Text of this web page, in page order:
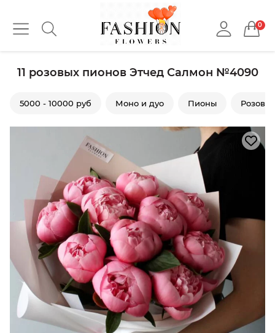
0
11 розовых пионов Этчед Салмон №4090
5000 - 10000 руб Моно и дуо Пионы